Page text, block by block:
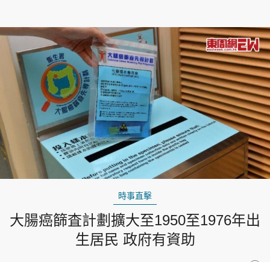
時事直擊
大腸癌篩査計劃擴大至1950至1976年出
生居民 政府有資助